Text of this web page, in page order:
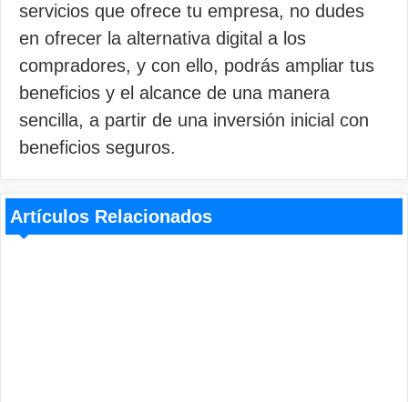
servicios que ofrece tu empresa, no dudes
en ofrecer la alternativa digital a los
compradores, y con ello, podrás ampliar tus
beneficios y el alcance de una manera
sencilla, a partir de una inversión inicial con
beneficios seguros.
Artículos Relacionados